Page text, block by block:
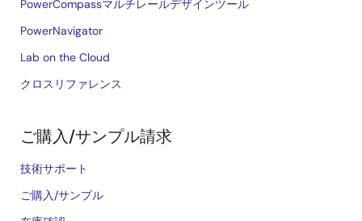
PowerCompassマルチレールデザインツール
PowerNavigator
Lab on the Cloud
クロスリファレンス
ご購入/サンプル請求
技術サポート
ご購入/サンプル